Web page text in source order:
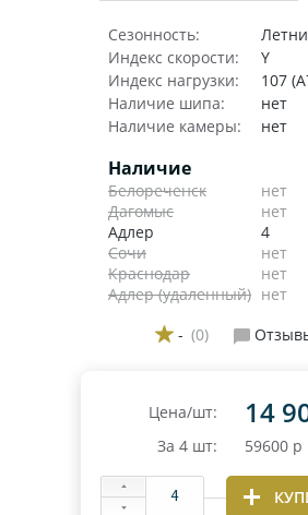
Сезонность:
Индекс скорости:
Y
Индекс нагрузки:
107
Наличие шипа:
нет
Наличие камеры:
нет
Наличие
Белореченск
нет
Дагомыс
нет
Адлер
4
Сочи
нет
Краснодар
нет
Адлер (удаленный) нет
- (0)
Цена/шт: 14
За 4 шт: 59600 р